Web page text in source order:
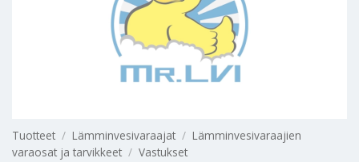
Tuotteet / Lämminvesivaraajat / Lämminvesivaraajien
varaosat ja tarvikkeet / Vastukset